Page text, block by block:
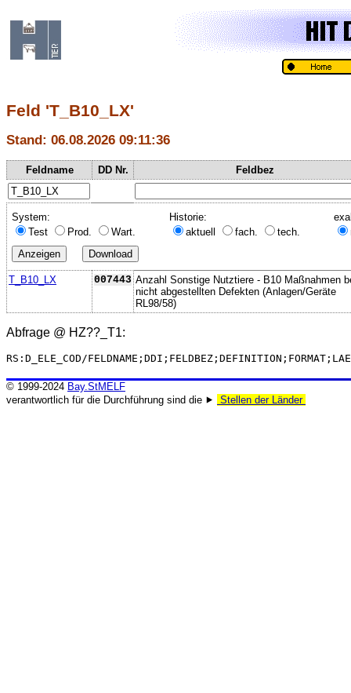
Feld 'T_B10_LX'
Stand: 06.08.2026 09:11:36
Feldname DD Nr. Feldbez
System:
Test
Prod. Wart.
Historie:
aktuell
fach. tech.
T_B10_LX 007443 Anzahl Sonstige Nutztiere - B10 Maßnahmen
nicht abgestellten Defekten (Anlagen/Geräte
RL98/58)
Abfrage @ HZ??_T1:
RS:D_ELE_COD/
© 1999-2024 Bay.StMELF
verantwortlich für die Durchführung sind die ⯈
Stellen der Länder